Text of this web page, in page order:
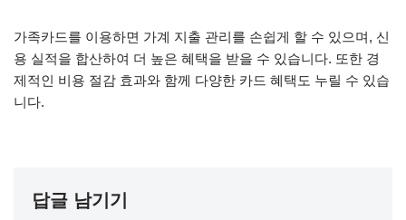
가족카드를 이용하면 가계 지출 관리를 손쉽게 할 수 있으며, 신
용 실적을 합산하여 더 높은 혜택을 받을 수 있습니다. 또한 경
제적인 비용 절감 효과와 함께 다양한 카드 혜택도 누릴 수 있습
니다.
답글 남기기